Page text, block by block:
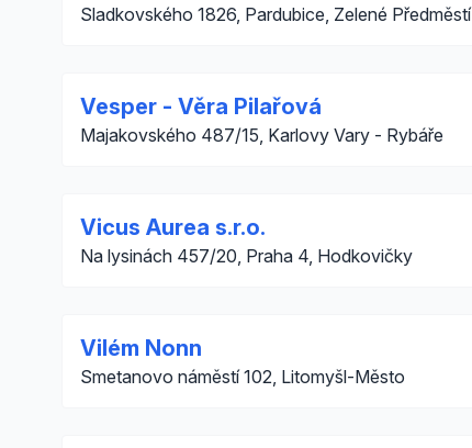
Sladkovského 1826, Pardubice, Zelené Předměstí
Vesper - Věra Pilařová
Majakovského 487/15, Karlovy Vary - Rybáře
Vicus Aurea s.r.o.
Na lysinách 457/20, Praha 4, Hodkovičky
Vilém Nonn
Smetanovo náměstí 102, Litomyšl-Město